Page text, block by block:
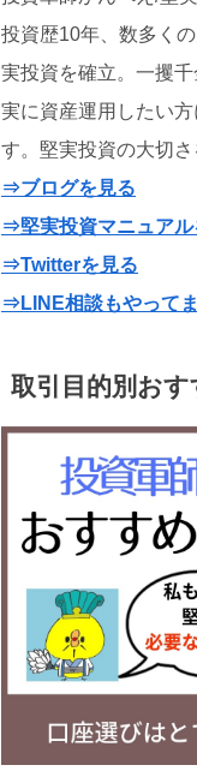
投資歴10年、数多く
実投資を確立。一攫
実に資産運用したい
す。堅実投資の大切さ
⇒ブログを見る
⇒堅実投資マニュアル
⇒Twitterを見る
⇒LINE相談もやって
取引目的別おす